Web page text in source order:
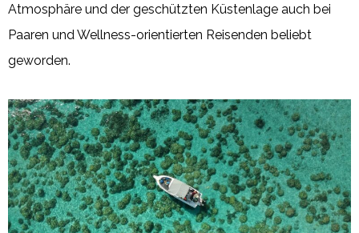
Atmosphäre und der geschützten Küstenlage auch bei
Paaren und Wellness-orientierten Reisenden beliebt
geworden.